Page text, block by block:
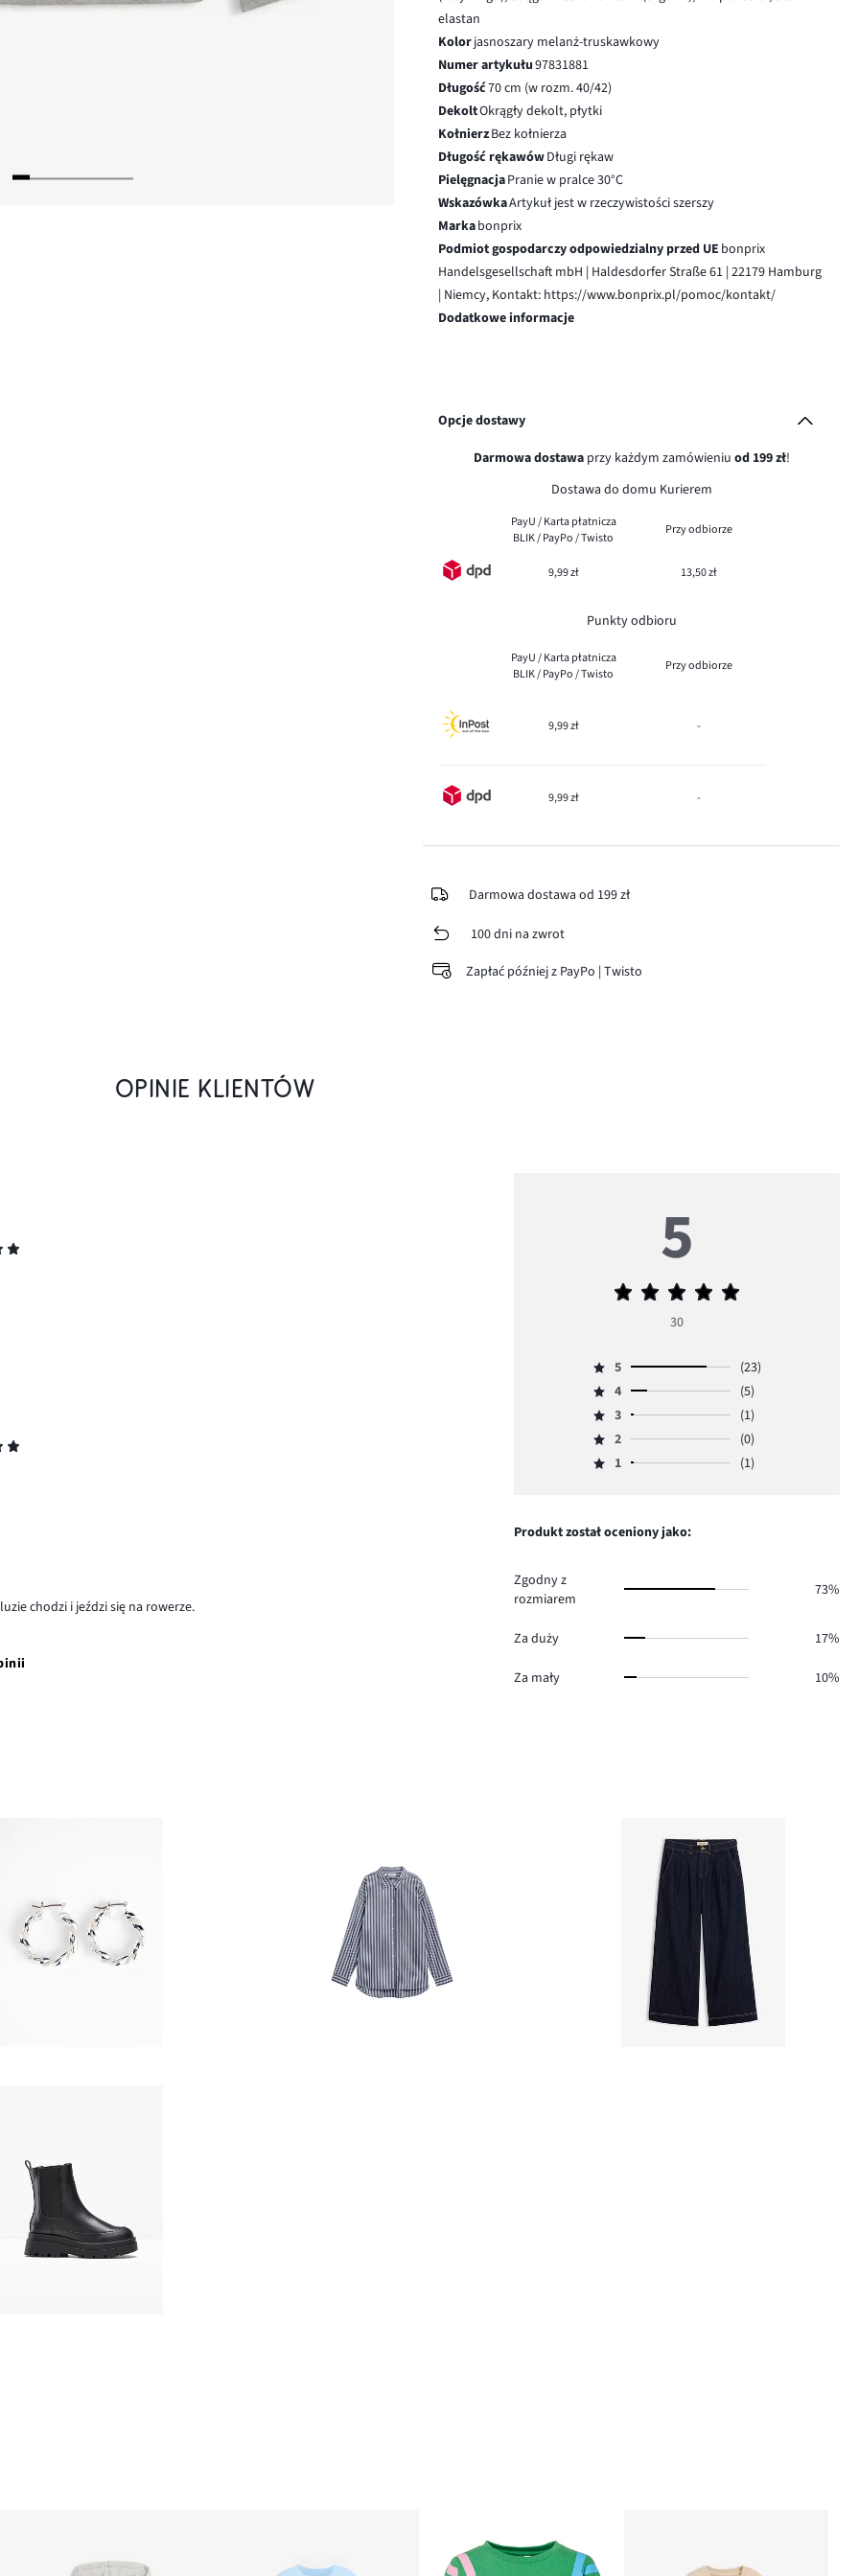
elastan
Kolorjasnoszary melanż-truskawkowy
Numer artykułu97831881
Długość70 cm (w rozm. 40/42)
DekoltOkrągły dekolt, płytki
KołnierzBez kołnierza
Długość rękawówDługi rękaw
PielęgnacjaPranie w pralce 30°C
WskazówkaArtykuł jest w rzeczywistości szerszy
Markabonprix
Podmiot gospodarczy odpowiedzialny przed UE bonprix
Handelsgesellschaft mbH | Haldesdorfer Straße 61 | 22179 Hamburg
| Niemcy, Kontakt: https://www.bonprix.pl/pomoc/kontakt/
Dodatkowe informacje
Opcje dostawy
Darmowa dostawaprzy każdym zamówieniu od 199 zł!
Dostawa do domu Kurierem
PayU / Karta płatnicza
BLIK / PayPo / Twisto
Przy odbiorze
9,99 zł 13,50 zł
Punkty odbioru
PayU / Karta płatnicza
BLIK / PayPo / Twisto
Przy odbiorze
9,99 zł -
9,99 zł -
Darmowa dostawa od 199 zł
100 dni na zwrot
Zapłać później z PayPo | Twisto
OPINIE KLIENTÓW
chodzi i jeździ się na rowerze.
5
Średnia
5
30
Ocena
5,
ilość
głosów
5
(23)
Ocena
4,
ilość
głosów
4
(5)
Ocena
3,
ilość
3
(1)
Ocena
2,
0.
2
(0)
Ocena
głosów
1 (1)
Produkt został oceniony jako:
Zgodny z
rozmiarem
73%
Za duży 17%
Za mały 10%